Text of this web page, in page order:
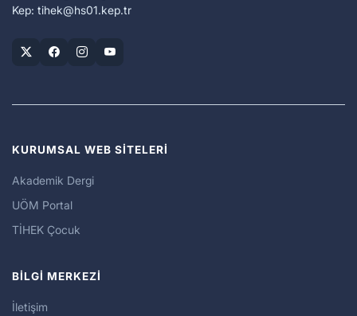
Kep: tihek hs01.kep.tr
KURUMSAL WEB SİTELERİ
Akademik Dergi
UÖM Portal
TİHEK Çocuk
BİLGİ MERKEZİ
İletişim